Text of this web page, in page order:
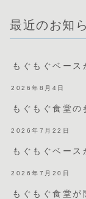
最近のお知
もぐもぐベース
2026年8月4日
もぐもぐ食堂の
2026年7月22日
もぐもぐベース
2026年7月20日
もぐもぐ食堂が